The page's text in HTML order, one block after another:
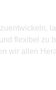
flexibel zu
wir allen